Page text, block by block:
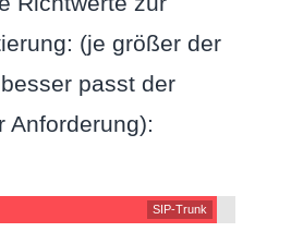
(je größer der
passt der
Anforderung):
SIP-Trunk